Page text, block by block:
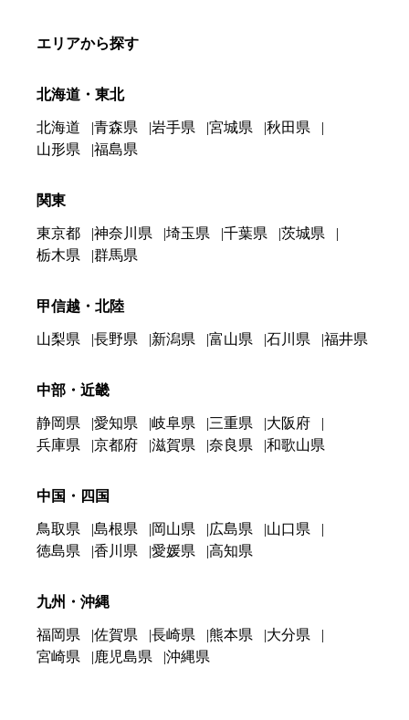
エリアから探す
北海道・東北
北海道 青森県 岩手県 宮城県
秋田県
山形県
福島県
関東
東京都 神奈川県 埼玉県 千葉県
茨城県
栃木県
群馬県
甲信越・北陸
山梨県 長野県 新潟県 富山県 石川県 福井県
中部・近畿
静岡県 愛知県 岐阜県 三重県
大阪府
兵庫県
京都府 滋賀県 奈良県 和歌山県
中国・四国
鳥取県 島根県 岡山県 広島県
山口県
徳島県
香川県 愛媛県 高知県
九州・沖縄
福岡県 佐賀県 長崎県 熊本県
大分県
宮崎県
鹿児島県 沖縄県